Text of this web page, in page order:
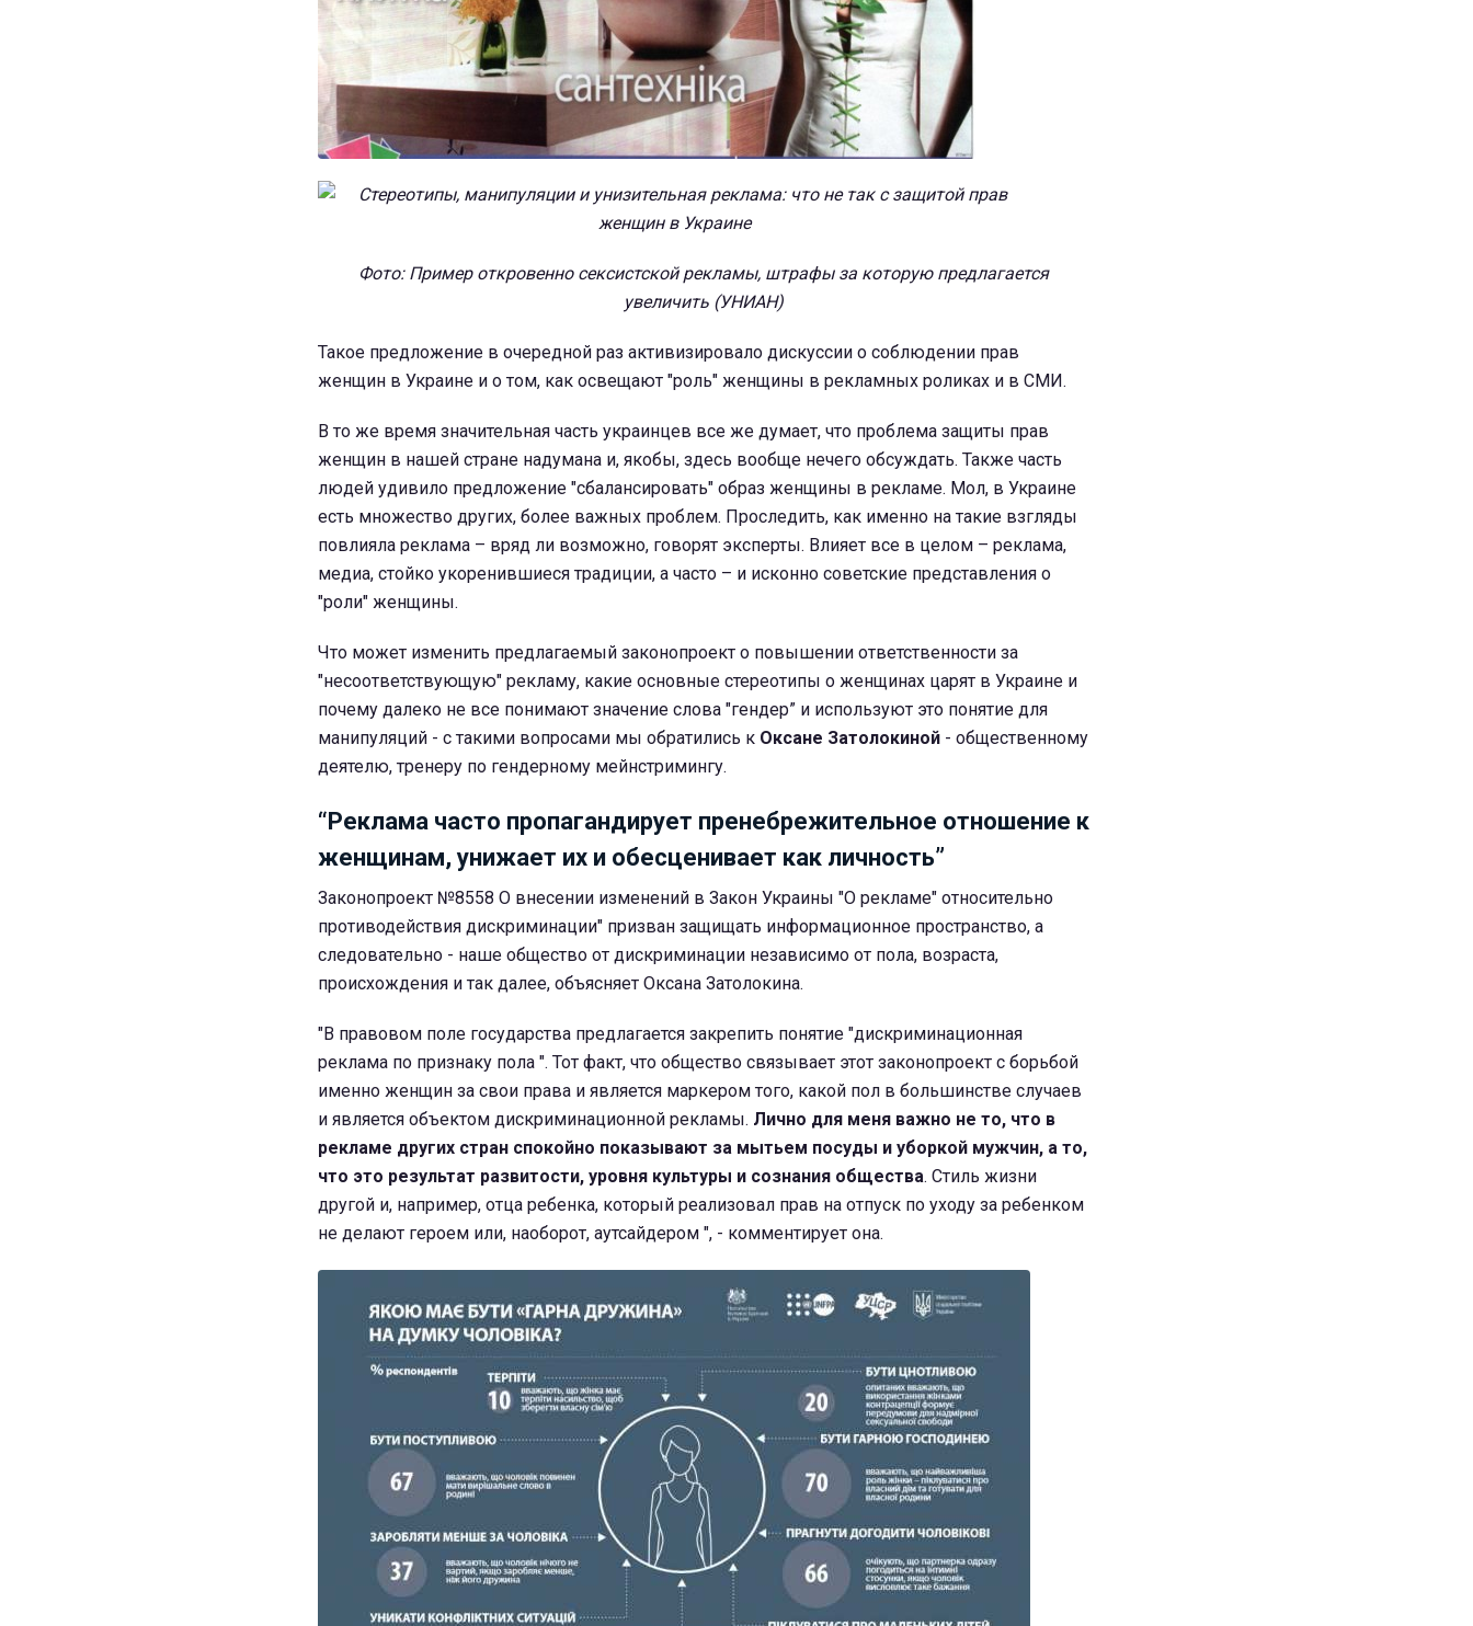
Фото: Пример откровенно сексистской рекламы, штрафы за которую предлагается
увеличить (УНИАН)
Такое предложение в очередной раз активизировало дискуссии о соблюдении прав
женщин в Украине и о том, как освещают "роль" женщины в рекламных роликах и в СМИ.
В то же время значительная часть украинцев все же думает, что проблема защиты прав
женщин в нашей стране надумана и, якобы, здесь вообще нечего обсуждать. Также часть
людей удивило предложение "сбалансировать" образ женщины в рекламе. Мол, в Украине
есть множество других, более важных проблем. Проследить, как именно на такие взгляды
повлияла реклама – вряд ли возможно, говорят эксперты. Влияет все в целом – реклама,
медиа, стойко укоренившиеся традиции, а часто – и исконно советские представления о
"роли" женщины.
Что может изменить предлагаемый законопроект о повышении ответственности за
"несоответствующую" рекламу, какие основные стереотипы о женщинах царят в Украине и
почему далеко не все понимают значение слова "гендер” и используют это понятие для
манипуляций - с такими вопросами мы обратились к Оксане Затолокиной - общественному
деятелю, тренеру по гендерному мейнстримингу.
“Реклама часто пропагандирует пренебрежительное отношение к
женщинам, унижает их и обесценивает как личность”
Законопроект №8558 О внесении изменений в Закон Украины "О рекламе" относительно
противодействия дискриминации" призван защищать информационное пространство, а
следовательно - наше общество от дискриминации независимо от пола, возраста,
происхождения и так далее, объясняет Оксана Затолокина.
"В правовом поле государства предлагается закрепить понятие "дискриминационная
реклама по признаку пола ". Тот факт, что общество связывает этот законопроект с борьбой
именно женщин за свои права и является маркером того, какой пол в большинстве случаев
и является объектом дискриминационной рекламы. Лично для меня важно не то, что в
рекламе других стран спокойно показывают за мытьем посуды и уборкой мужчин, а то,
что это результат развитости, уровня культуры и сознания общества. Стиль жизни
другой и, например, отца ребенка, который реализовал прав на отпуск по уходу за ребенком
не делают героем или, наоборот, аутсайдером ", - комментирует она.